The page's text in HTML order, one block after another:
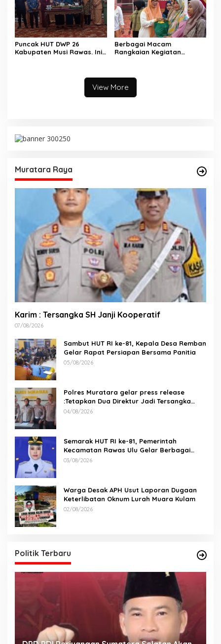
Puncak HUT DWP 26
Kabupaten Musi Rawas. Ini
Berbagai Macam
Rangkaian Kegiatan
View More
Muratara Raya
Karim : Tersangka SH Janji Kooperatif
07/08/2026
Sambut HUT RI ke-81, Kepala Desa Remban
Gelar Rapat Persiapan Bersama Panitia
05/08/2026
Polres Muratara gelar press release
:Tetapkan Dua Direktur Jadi Tersangka
Kecelakaan Maut antara Bus ALS dan
04/08/2026
Semarak HUT RI ke-81, Pemerintah
Kecamatan Rawas Ulu Gelar Berbagai
Lomba
03/08/2026
Warga Desak APH Usut Laporan Dugaan
Keterlibatan Oknum Lurah Muara Kulam
02/08/2026
Politik Terbaru